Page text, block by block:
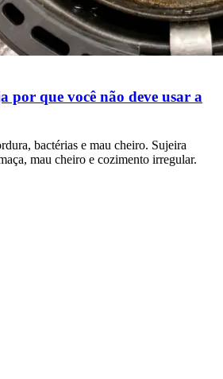
por que você não deve usar a
bactérias e mau cheiro. Sujeira
mau cheiro e cozimento irregular.